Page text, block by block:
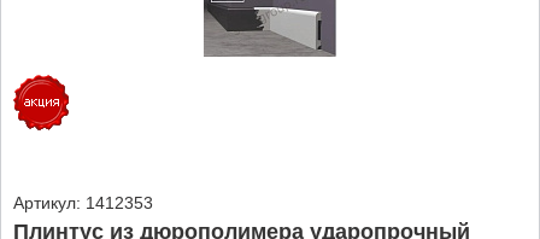
Артикул: 1412353
Плинтус из дюрополимера ударопрочный